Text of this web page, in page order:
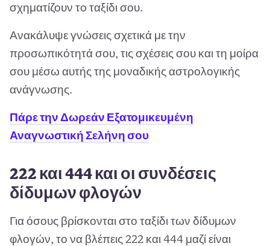
σχηματίζουν το ταξίδι σου.
Ανακάλυψε γνώσεις σχετικά με την
προσωπικότητά σου, τις σχέσεις σου και τη μοίρα
σου μέσω αυτής της μοναδικής αστρολογικής
ανάγνωσης.
Πάρε την Δωρεάν Εξατομικευμένη
Αναγνωστική Σελήνη σου
222 και 444 και οι συνδέσεις
δίδυμων φλογών
Για όσους βρίσκονται στο ταξίδι των δίδυμων
φλογών, το να βλέπεις 222 και 444 μαζί είναι